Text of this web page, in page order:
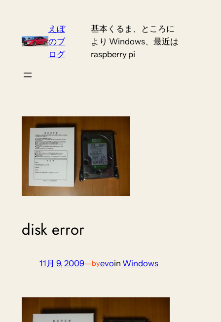
content
えぼ
のブ
ログ
基本くるま、ところに
より Windows、最近は
raspberry pi
disk error
11月 9, 2009—byevoin Windows